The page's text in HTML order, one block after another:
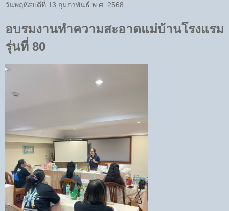
วันพฤหัสบดีที่ 13 กุมภาพันธ์ พ.ศ. 2568
อบรมงานทำความสะอาดแม่บ้านโรงแรม
รุ่นที่ 80